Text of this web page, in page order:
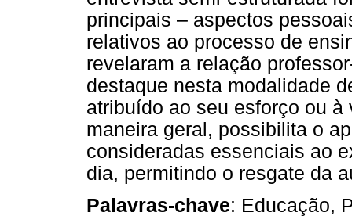
principais – aspectos
relativos ao processo de
revelaram a relação
destaque nesta modalidade
atribuído ao seu esforço ou à
maneira geral, possibilita o
consideradas essenciais ao
dia, permitindo o resgate da
Palavras-chave: Educação,